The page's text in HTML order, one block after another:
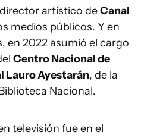
artístico deCanal
medios públicos. Y en
en 2022 asumió el cargo
Centro Nacional de
Lauro Ayestarán, de la
Nacional.
televisión fue en el